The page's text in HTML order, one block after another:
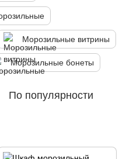
Морозильные витрины
Морозильные бонеты
По популярности